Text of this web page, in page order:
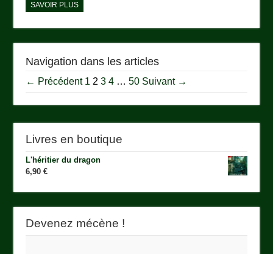
SAVOIR PLUS
Navigation dans les articles
← Précédent 1 2 3 4 … 50 Suivant →
Livres en boutique
L'héritier du dragon
6,90€
Devenez mécène !